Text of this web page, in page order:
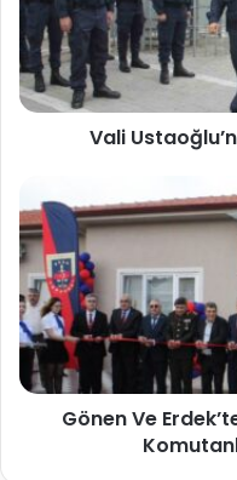
Vali
Gönen Ve